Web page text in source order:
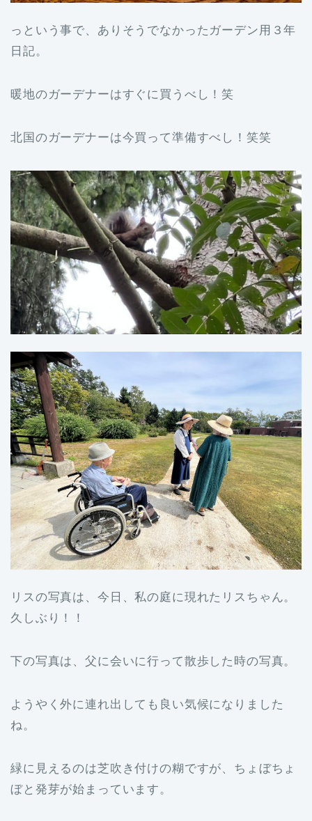
っという事で、ありそうでなかったガーデン用３年
日記。
暖地のガーデナーはすぐに買うべし！笑
北国のガーデナーは今買って準備すべし！笑笑
リスの写真は、今日、私の庭に現れたリスちゃん。
久しぶり！！
下の写真は、父に会いに行って散歩した時の写真。
ようやく外に連れ出しても良い気候になりました
ね。
緑に見えるのは芝吹き付けの糊ですが、ちょぼちょ
ぼと発芽が始まっています。